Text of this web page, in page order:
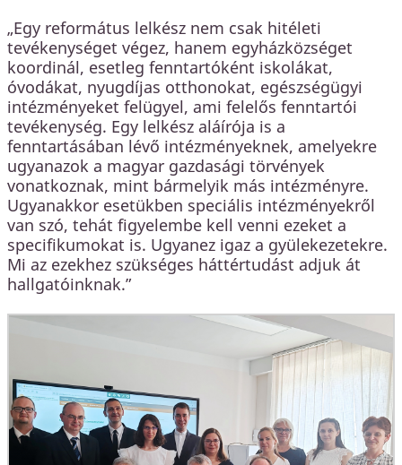
„Egy református lelkész nem csak hitéleti
tevékenységet végez, hanem egyházközséget
koordinál, esetleg fenntartóként iskolákat,
óvodákat, nyugdíjas otthonokat, egészségügyi
intézményeket felügyel, ami felelős fenntartói
tevékenység. Egy lelkész aláírója is a
fenntartásában lévő intézményeknek, amelyekre
ugyanazok a magyar gazdasági törvények
vonatkoznak, mint bármelyik más intézményre.
Ugyanakkor esetükben speciális intézményekről
van szó, tehát figyelembe kell venni ezeket a
specifikumokat is. Ugyanez igaz a gyülekezetekre.
Mi az ezekhez szükséges háttértudást adjuk át
hallgatóinknak.”